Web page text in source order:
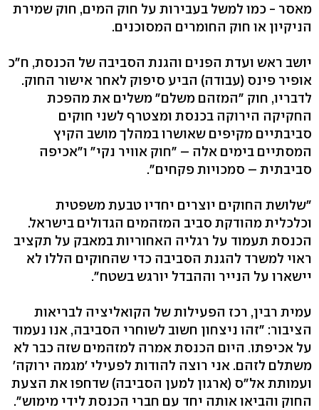
מאסר - כמו למשל בעבירות על חוק המים, חוק שמירת
הניקיון או חוק החומרים המסוכנים.
יושב ראש ועדת הפנים והגנת הסביבה של הכנסת, ח"כ
אופיר פינס (עבודה) הביע סיפוק לאחר אישור החוק.
לדבריו, חוק "המזהם משלם" משלים את מהפכת
החקיקה הירוקה בכנסת ומצטרף לשני חוקים
סביבתיים מקיפים שאושרו במהלך מושב הקיץ
המסתיים בימים אלה – "חוק אוויר נקי" ו"אכיפה
סביבתית – סמכויות פקחים".
"שלושת החוקים יוצרים יחדיו טבעת משפטית
וכלכלית מהודקת סביב המזהמים הגדולים בישראל.
הכנסת תעמוד על רגליה האחוריות במאבק על תקציב
ראוי למשרד להגנת הסביבה כדי שהחוקים הללו לא
יישארו על הנייר וההבדל יורגש בשטח".
עמית רבין, רכז הפעילות של הקואליציה לבריאות
הציבור: "זהו ניצחון חשוב לשוחרי הסביבה, אנו נעמוד
על אכיפתו. היום הכנסת אמרה למזהמים שזה כבר לא
משתלם לזהם. אני רוצה להודות לפעילי 'מגמה ירוקה'
ועמותת אל"ס (ארגון למען הסביבה) שדחפו את הצעת
החוק והביאו אותה יחד עם חברי הכנסת לידי מימוש".